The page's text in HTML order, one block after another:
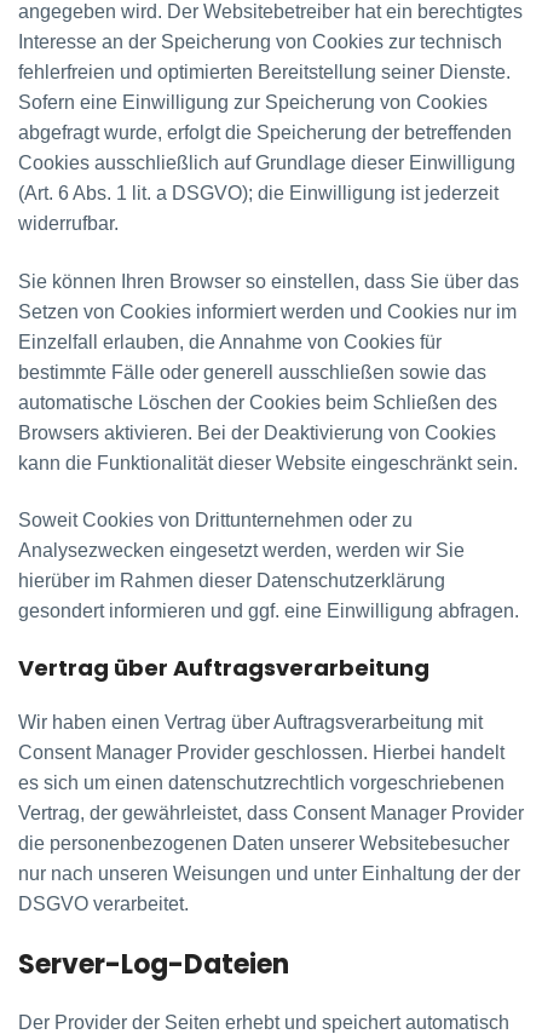
angegeben wird. Der Websitebetreiber hat ein berechtigtes
Interesse an der Speicherung von Cookies zur technisch
fehlerfreien und optimierten Bereitstellung seiner Dienste.
Sofern eine Einwilligung zur Speicherung von Cookies
abgefragt wurde, erfolgt die Speicherung der betreffenden
Cookies ausschließlich auf Grundlage dieser Einwilligung
(Art. 6 Abs. 1 lit. a DSGVO); die Einwilligung ist jederzeit
widerrufbar.
Sie können Ihren Browser so einstellen, dass Sie über das
Setzen von Cookies informiert werden und Cookies nur im
Einzelfall erlauben, die Annahme von Cookies für
bestimmte Fälle oder generell ausschließen sowie das
automatische Löschen der Cookies beim Schließen des
Browsers aktivieren. Bei der Deaktivierung von Cookies
kann die Funktionalität dieser Website eingeschränkt sein.
Soweit Cookies von Drittunternehmen oder zu
Analysezwecken eingesetzt werden, werden wir Sie
hierüber im Rahmen dieser Datenschutzerklärung
gesondert informieren und ggf. eine Einwilligung abfragen.
Vertrag über Auftragsverarbeitung
Wir haben einen Vertrag über Auftragsverarbeitung mit
Consent Manager Provider geschlossen. Hierbei handelt
es sich um einen datenschutzrechtlich vorgeschriebenen
Vertrag, der gewährleistet, dass Consent Manager Provider
die personenbezogenen Daten unserer Websitebesucher
nur nach unseren Weisungen und unter Einhaltung der der
DSGVO verarbeitet.
Server-Log-Dateien
Der Provider der Seiten erhebt und speichert automatisch